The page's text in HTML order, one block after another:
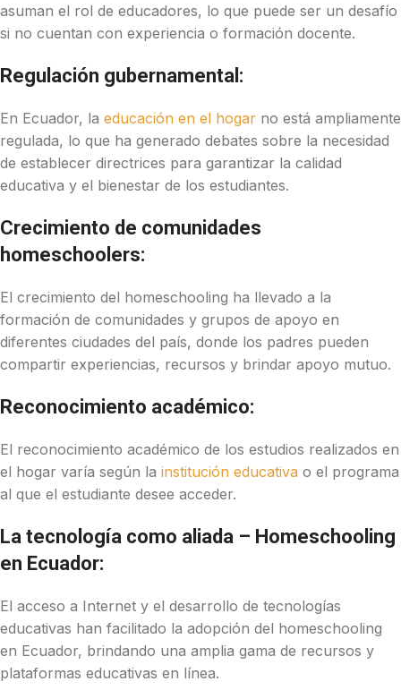
asuman el rol de educadores, lo que puede ser un desafío
si no cuentan con experiencia o formación docente.
Regulación gubernamental:
En Ecuador, la educación en el hogar no está ampliamente
regulada, lo que ha generado debates sobre la necesidad
de establecer directrices para garantizar la calidad
educativa y el bienestar de los estudiantes.
Crecimiento de comunidades
homeschoolers:
El crecimiento del homeschooling ha llevado a la
formación de comunidades y grupos de apoyo en
diferentes ciudades del país, donde los padres pueden
compartir experiencias, recursos y brindar apoyo mutuo.
Reconocimiento académico:
El reconocimiento académico de los estudios realizados en
el hogar varía según la institución educativa o el programa
al que el estudiante desee acceder.
La tecnología como aliada – Homeschooling
en Ecuador:
El acceso a Internet y el desarrollo de tecnologías
educativas han facilitado la adopción del homeschooling
en Ecuador, brindando una amplia gama de recursos y
plataformas educativas en línea.